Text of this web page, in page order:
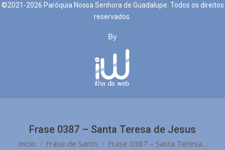
Frase 0387 – Santa Teresa de Jesus
Você está aqui:
Início Frase de Santo Frase 0387 – Santa Teresa…
©2021-2026 Paróquia Nossa Senhora de Guadalupe. Todos os direitos
reservados.
By